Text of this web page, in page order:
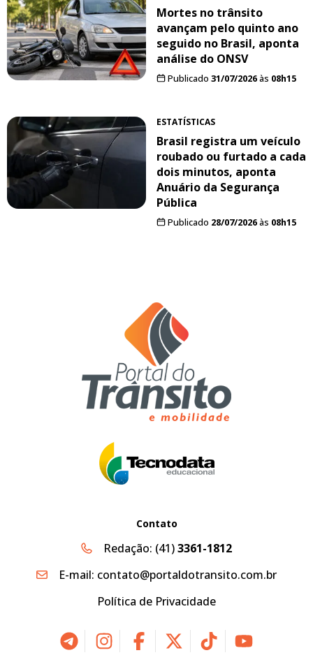
Mortes no trânsito
avançam pelo quinto ano
seguido no Brasil, aponta
análise do ONSV
Publicado 31/07/2026às 08h15
ESTATÍSTICAS
Brasil registra um veículo
roubado ou furtado a cada
dois minutos, aponta
Anuário da Segurança
Pública
Publicado 28/07/2026às 08h15
Contato
Redação: (41)3361-1812
E-mail: contato@portaldotransito.com.br
Política de Privacidade